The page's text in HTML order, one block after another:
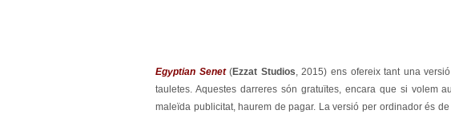
Egyptian Senet(Ezzat Studios, 2015) ens ofereix tant una
tauletes. Aquestes darreres són gratuïtes, encara que si volem
maleïda publicitat, haurem de pagar. La versió per ordinador és